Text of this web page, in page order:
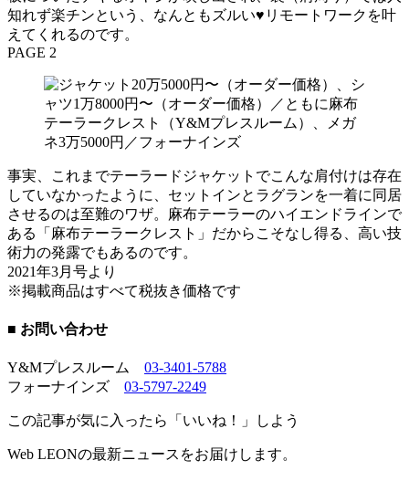
知れず楽チンという、なんともズルい♥リモートワークを叶
えてくれるのです。
PAGE 2
事実、これまでテーラードジャケットでこんな肩付けは存在
していなかったように、セットインとラグランを一着に同居
させるのは至難のワザ。麻布テーラーのハイエンドラインで
ある「麻布テーラークレスト」だからこそなし得る、高い技
術力の発露でもあるのです。
2021年3月号より
※掲載商品はすべて税抜き価格です
■ お問い合わせ
Y&Mプレスルーム 03-3401-5788
フォーナインズ 03-5797-2249
この記事が気に入ったら「いいね！」しよう
Web LEONの最新ニュースをお届けします。